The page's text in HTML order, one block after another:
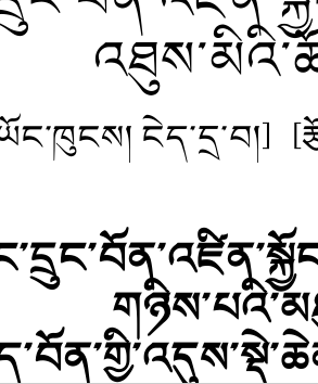
ངེད་དྲ་བ།]